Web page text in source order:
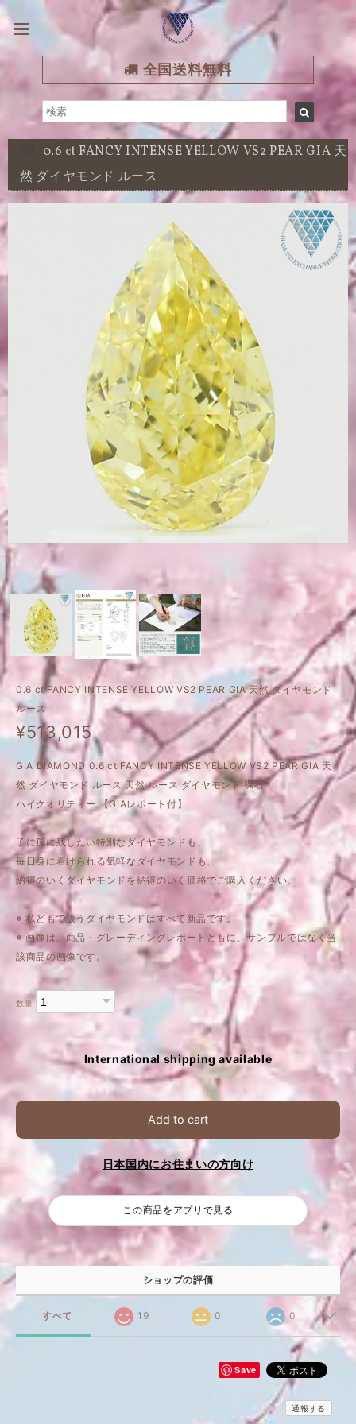
全国送料無料
0.6 ct FANCY INTENSE YELLOW VS2 PEAR GIA 天
然 ダイヤモンド ルース
0.6 ct FANCY INTENSE YELLOW VS2 PEAR GIA 天然 ダイヤモンド
ルース
¥513,015
GIA DIAMOND 0.6 ct FANCY INTENSE YELLOW VS2 PEAR GIA 天
然 ダイヤモンド ルース 天然 ルース ダイヤモンド 裸石
ハイクオリティー 【GIAレポート付】
子に孫に残したい特別なダイヤモンドも、
毎日身に着けられる気軽なダイヤモンドも、
納得のいくダイヤモンドを納得のいく価格でご購入ください。
※ 私どもで扱うダイヤモンドはすべて新品です。
※ 画像は、商品・グレーディングレポートともに、サンプルではなく当
該商品の画像です。
数量
International shipping available
Add to cart
日本国内にお住まいの方向け
この商品をアプリで見る
ショップの評価
すべて 19 0 0
Save
通報する